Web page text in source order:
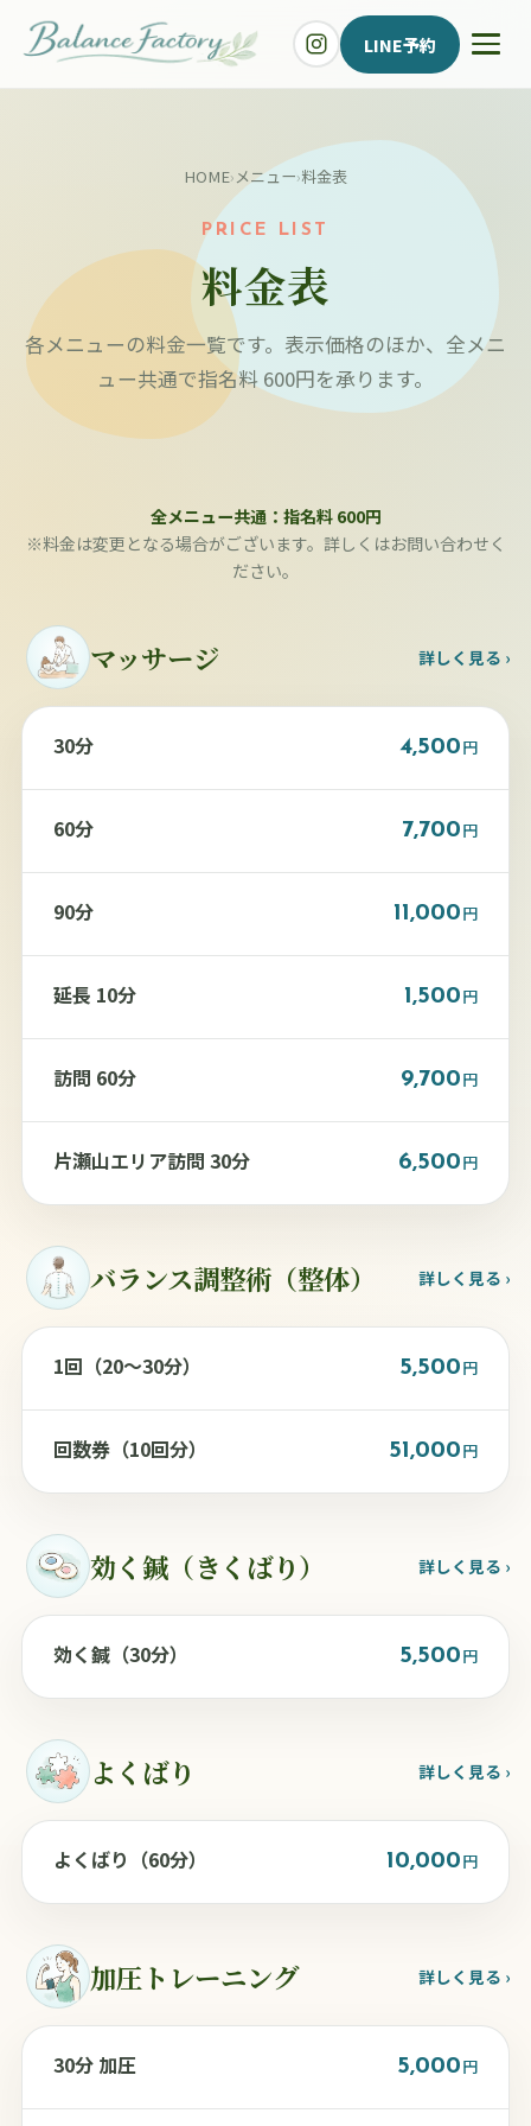
LINE予約
HOME›メニュー›料金表
PRICE LIST
料金表
各メニューの料金一覧です。表示価格のほか、全メニ
ュー共通で指名料 600円を承ります。
全メニュー共通：指名料 600円
※料金は変更となる場合がございます。詳しくはお問い合わせく
ださい。
マッサージ 詳しく見る ›
30分 4,500円
60分 7,700円
90分 11,000円
延長 10分 1,500円
訪問 60分 9,700円
片瀬山エリア訪問 30分 6,500円
バランス調整術（整体） 詳しく見る ›
1回（20〜30分） 5,500円
回数券（10回分） 51,000円
効く鍼（きくばり） 詳しく見る ›
効く鍼（30分） 5,500円
よくばり 詳しく見る ›
よくばり（60分） 10,000円
加圧トレーニング 詳しく見る ›
30分 加圧 5,000円